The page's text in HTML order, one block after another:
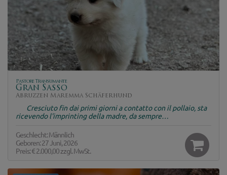
Pastore Transumante
Gran Sasso
Abruzzen Maremma Schäferhund
Cresciuto fin dai primi giorni a contatto con il pollaio, sta
ricevendo l'imprinting della madre, da sempre…
Geschlecht: Männlich
Geboren: 27 Juni, 2026
Preis:€ 2.000,00zzgl. MwSt.